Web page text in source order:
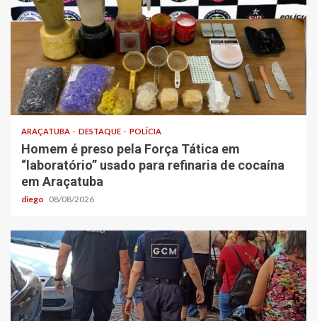
ARAÇATUBA DESTAQUE POLÍCIA
Homem é preso pela Força Tática em
“laboratório” usado para refinaria de cocaína
em Araçatuba
diego 08/08/2026